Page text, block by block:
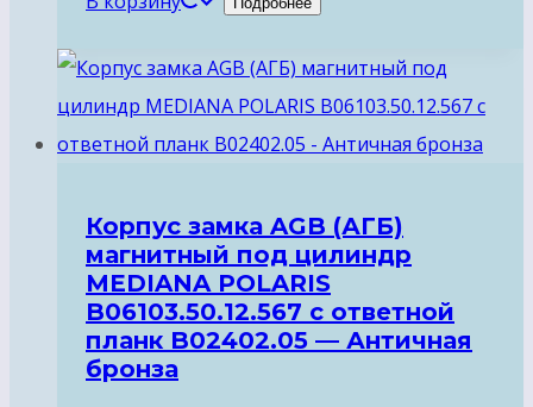
Корпус замка AGB (АГБ)
магнитный под цилиндр
MEDIANA POLARIS
B06103.50.12.567 с ответной
планк B02402.05 — Античная
бронза